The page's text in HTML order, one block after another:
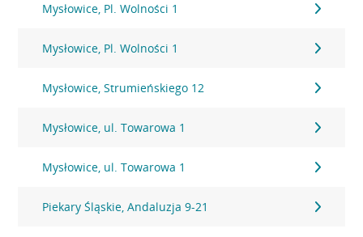
Mysłowice, Pl. Wolności 1
Mysłowice, Pl. Wolności 1
Mysłowice, Strumieńskiego 12
Mysłowice, ul. Towarowa 1
Mysłowice, ul. Towarowa 1
Piekary Śląskie, Andaluzja 9-21